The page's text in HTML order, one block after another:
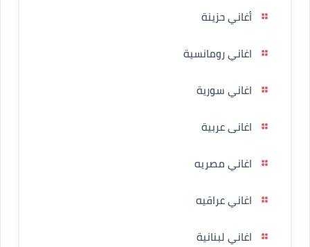
أغاني حزينة
اغاني رومانسية
اغاني سورية
اغانى عربية
اغاني مصريه
اغاني عراقيه
اغاني لبنانية